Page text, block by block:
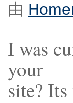
由
I was
your
site?